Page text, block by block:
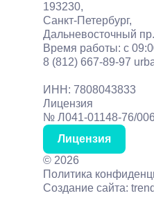
193230,
Санкт-Петербург,
Дальневосточный
Время работы: с
8 (812) 667-89-97
ИНН: 7808043833
Лицензия
№ Л041-01148-76/
Лицензия
© 2026
Политика
Создание сайта: